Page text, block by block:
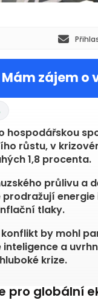
Mám zájem o
hospodářskou
růstu, v
1,8 procenta.
průlivu a
prodražují
tlaky.
by mohl
inteligence a
krize.
pro globální